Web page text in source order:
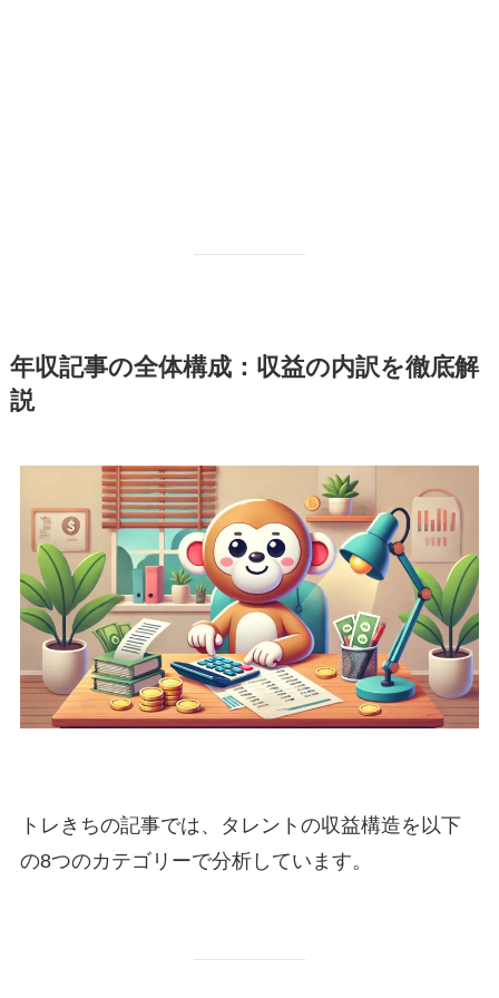
年収記事の全体構成：収益の内訳を徹底解
説
トレきちの記事では、タレントの収益構造を以下
の8つのカテゴリーで分析しています。